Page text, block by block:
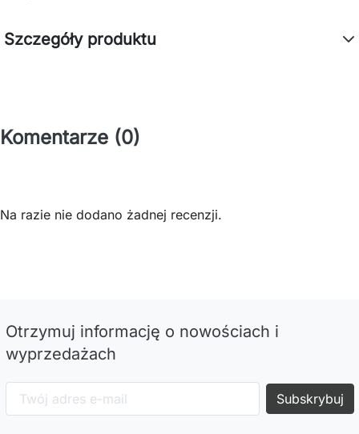
Szczegóły produktu
Komentarze (0)
Na razie nie dodano żadnej recenzji.
Otrzymuj informację o nowościach i
wyprzedażach